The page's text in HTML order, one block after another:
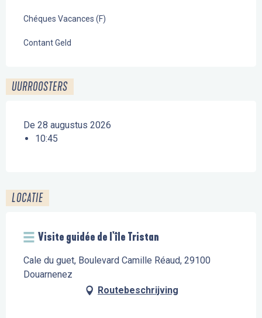
Chéques Vacances (F)
Contant Geld
UURROOSTERS
De 28 augustus 2026
10:45
LOCATIE
Visite guidée de l'île Tristan
Cale du guet, Boulevard Camille Réaud, 29100
Douarnenez
Routebeschrijving